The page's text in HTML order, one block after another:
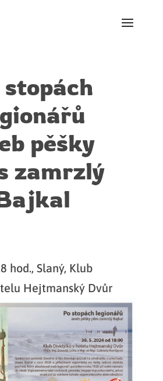
stopách
pěšky
zamrzlý
hod., Slaný, Klub
Hejtmanský Dvůr